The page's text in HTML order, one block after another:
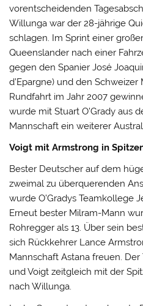
vorentscheidenden
Willunga war der 28-jährige
schlagen. Im Sprint einer
Queenslander nach einer
gegen den Spanier José
d’Epargne) und den
Rundfahrt im Jahr 2007
wurde mit Stuart O’Grady aus
Mannschaft ein weiterer
Voigt mit Armstrong in
Bester Deutscher auf dem
zweimal zu überquerenden
wurde O’Gradys Teamkollege
Erneut bester Milram-Mann
Rohregger als 13. Über sein
sich Rückkehrer Lance
Mannschaft Astana freuen.
und Voigt zeitgleich mit der
nach Willunga.